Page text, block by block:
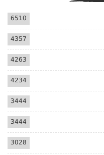
6510
4357
4263
4234
3444
3444
3028